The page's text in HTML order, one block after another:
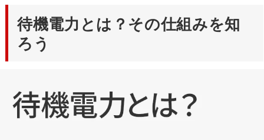
待機電力とは？その仕組みを知
ろう